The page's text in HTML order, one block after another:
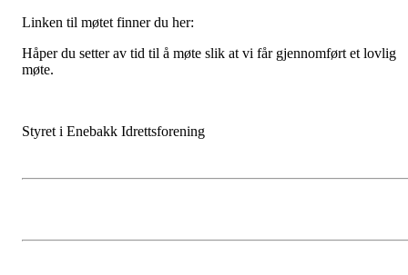
Linken til møtet finner du her:
Håper du setter av tid til å møte slik at vi får gjennomført et lovlig
møte.
Styret i Enebakk Idrettsforening